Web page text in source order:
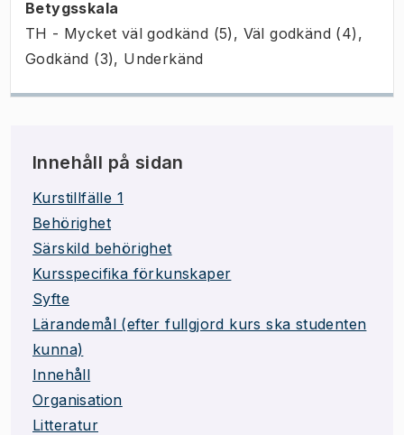
Betygsskala
TH - Mycket väl godkänd (5), Väl godkänd (4),
Godkänd (3), Underkänd
Innehåll på sidan
Kurstillfälle 1
Behörighet
Särskild behörighet
Kursspecifika förkunskaper
Syfte
Lärandemål (efter fullgjord kurs ska studenten
kunna)
Innehåll
Organisation
Litteratur